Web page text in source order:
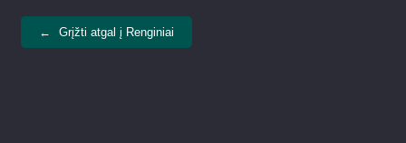
← Grįžti atgal į Renginiai